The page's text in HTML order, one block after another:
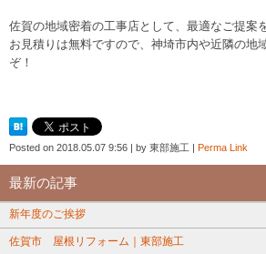
佐賀の地域密着の工事店として、最適なご提案
お見積りは無料ですので、神埼市内や近隣の地
ぞ！
Posted on 2018.05.07 9:56 | by 東部施工 | Perma Link
最新の記事
新年度のご挨拶
佐賀市 屋根リフォーム｜東部施工